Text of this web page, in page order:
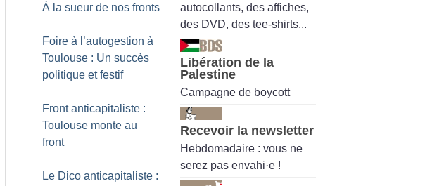
À la sueur de nos fronts
Foire à l’autogestion à
Toulouse : Un succès
politique et festif
Front anticapitaliste :
Toulouse monte au
front
Le Dico anti­capitaliste :
autocollants, des affiches,
des DVD, des tee-shirts...
Libération de la
Palestine
Campagne de boycott
Recevoir la newsletter
Hebdomadaire : vous ne
serez pas envahi·e !